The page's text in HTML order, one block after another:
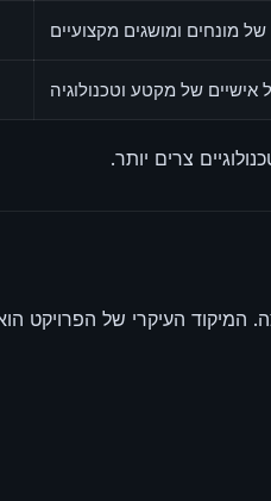
מונחים ומושגים מקצועיים
אישיים של מקטע וטכנולוגיה
צרים יותר.